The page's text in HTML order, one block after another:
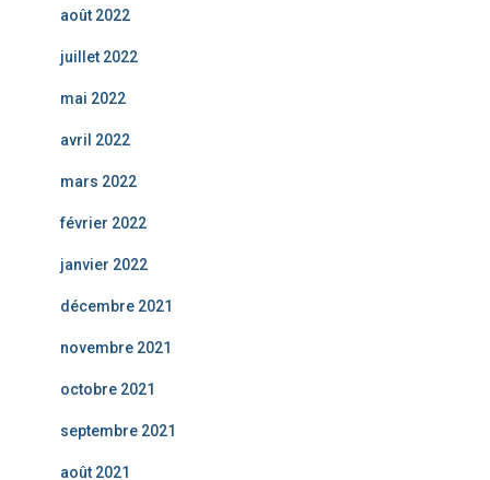
août 2022
juillet 2022
mai 2022
avril 2022
mars 2022
février 2022
janvier 2022
décembre 2021
novembre 2021
octobre 2021
septembre 2021
août 2021